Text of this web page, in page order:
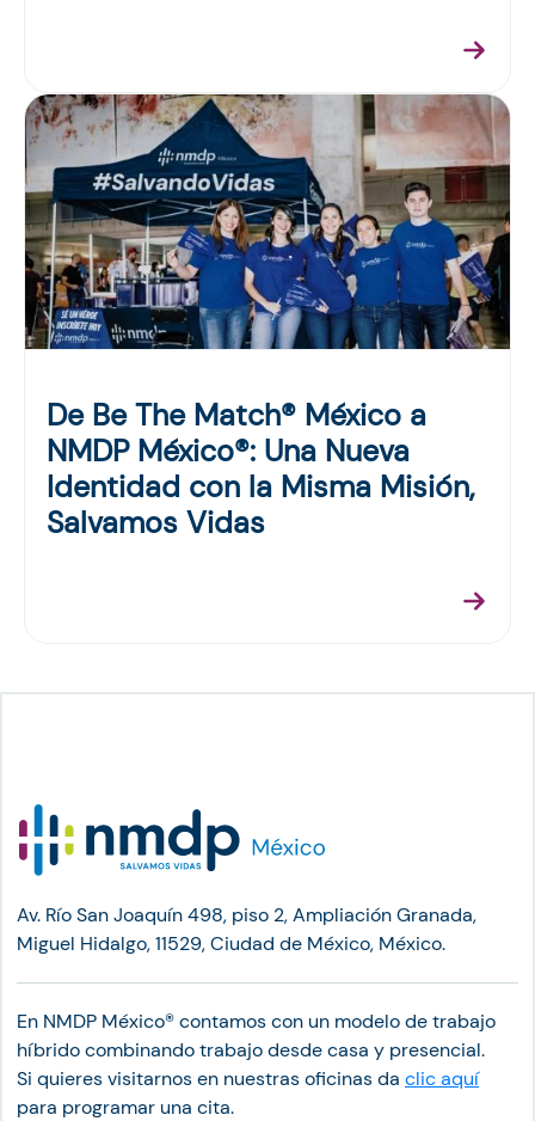
De Be The Match® México a
NMDP México®: Una Nueva
Identidad con la Misma Misión,
Salvamos Vidas
Av. Río San Joaquín 498, piso 2, Ampliación Granada,
Miguel Hidalgo, 11529, Ciudad de México, México.
En NMDP México®︎ contamos con un modelo de trabajo
híbrido combinando trabajo desde casa y presencial.
Si quieres visitarnos en nuestras oficinas da clic aquí
para programar una cita.